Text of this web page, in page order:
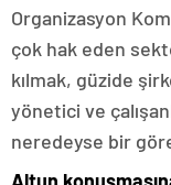
Organizasyon
çok hak eden
kılmak, güzide
yönetici ve
neredeyse bir